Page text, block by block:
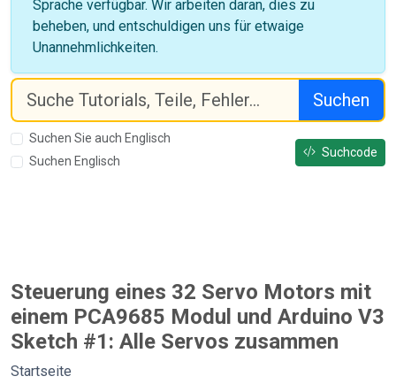
Sprache verfügbar. Wir arbeiten daran, dies zu
beheben, und entschuldigen uns für etwaige
Unannehmlichkeiten.
Suchen
Suchen Sie auch Englisch
Suchen Englisch
Suchcode
Steuerung eines 32 Servo Motors mit
einem PCA9685 Modul und Arduino V3
Sketch #1: Alle Servos zusammen
Startseite